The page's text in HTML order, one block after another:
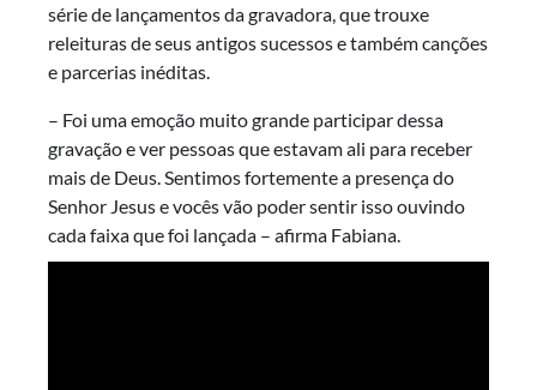
série de lançamentos da gravadora, que trouxe
releituras de seus antigos sucessos e também canções
e parcerias inéditas.
– Foi uma emoção muito grande participar dessa
gravação e ver pessoas que estavam ali para receber
mais de Deus. Sentimos fortemente a presença do
Senhor Jesus e vocês vão poder sentir isso ouvindo
cada faixa que foi lançada – afirma Fabiana.